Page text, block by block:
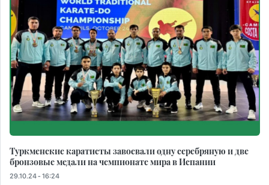
Туркменские каратисты завоевали одну серебряную и две
бронзовые медали на чемпионате мира в Испании
29.10.24 - 16:24